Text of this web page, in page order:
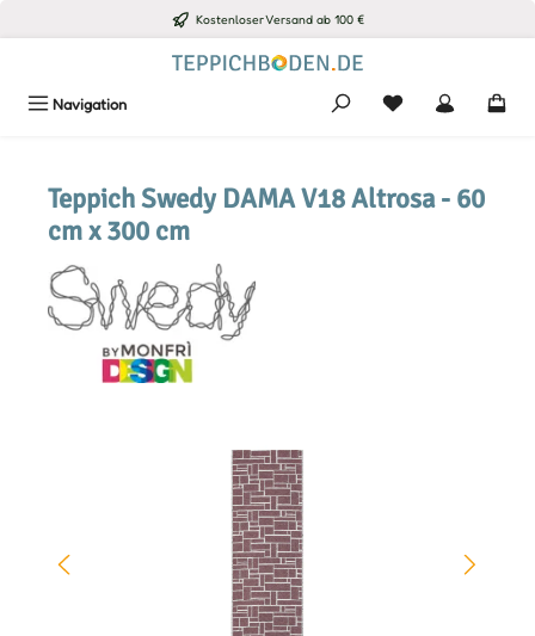
Zum Hauptinhalt springen Kostenloser Versand ab 100 €
Navigation Du hast 0
Teppich Swedy DAMA V18 Altrosa - 60
cm x 300 cm